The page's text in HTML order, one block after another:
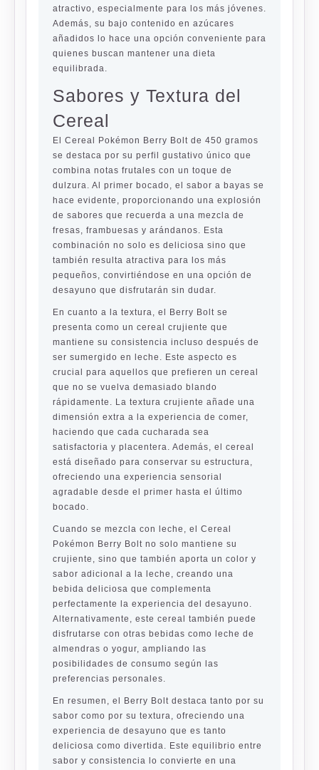
atractivo, especialmente para los más jóvenes.
Además, su bajo contenido en azúcares
añadidos lo hace una opción conveniente para
quienes buscan mantener una dieta
equilibrada.
Sabores y Textura del
Cereal
El Cereal Pokémon Berry Bolt de 450 gramos
se destaca por su perfil gustativo único que
combina notas frutales con un toque de
dulzura. Al primer bocado, el sabor a bayas se
hace evidente, proporcionando una explosión
de sabores que recuerda a una mezcla de
fresas, frambuesas y arándanos. Esta
combinación no solo es deliciosa sino que
también resulta atractiva para los más
pequeños, convirtiéndose en una opción de
desayuno que disfrutarán sin dudar.
En cuanto a la textura, el Berry Bolt se
presenta como un cereal crujiente que
mantiene su consistencia incluso después de
ser sumergido en leche. Este aspecto es
crucial para aquellos que prefieren un cereal
que no se vuelva demasiado blando
rápidamente. La textura crujiente añade una
dimensión extra a la experiencia de comer,
haciendo que cada cucharada sea
satisfactoria y placentera. Además, el cereal
está diseñado para conservar su estructura,
ofreciendo una experiencia sensorial
agradable desde el primer hasta el último
bocado.
Cuando se mezcla con leche, el Cereal
Pokémon Berry Bolt no solo mantiene su
crujiente, sino que también aporta un color y
sabor adicional a la leche, creando una
bebida deliciosa que complementa
perfectamente la experiencia del desayuno.
Alternativamente, este cereal también puede
disfrutarse con otras bebidas como leche de
almendras o yogur, ampliando las
posibilidades de consumo según las
preferencias personales.
En resumen, el Berry Bolt destaca tanto por su
sabor como por su textura, ofreciendo una
experiencia de desayuno que es tanto
deliciosa como divertida. Este equilibrio entre
sabor y consistencia lo convierte en una